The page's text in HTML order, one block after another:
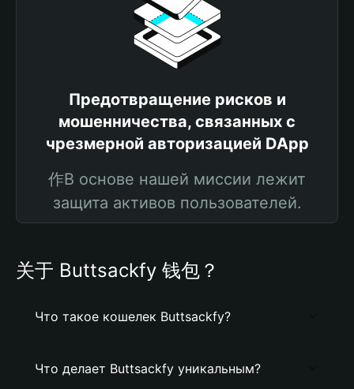
Предотвращение рисков и
мошенничества, связанных с
чрезмерной авторизацией DApp
作В основе нашей миссии лежит
защита активов пользователей.
关于 Buttsackfy 钱包？
Что такое кошелек Buttsackfy?
Что делает Buttsackfy уникальным?